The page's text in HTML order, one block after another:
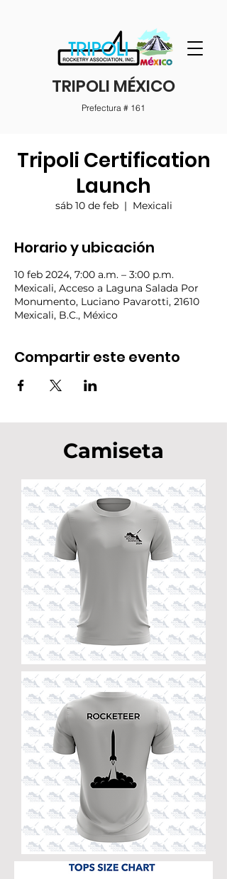
TRIPOLI MÉXICO
Prefectura # 161
Tripoli Certification
Launch
sáb 10 de feb
  |
Mexicali
Horario y ubicación
10 feb 2024, 7:00 a.m. – 3:00 p.m.
Mexicali, Acceso a Laguna Salada Por
Monumento, Luciano Pavarotti, 21610
Mexicali, B.C., México
Compartir este evento
Camiseta